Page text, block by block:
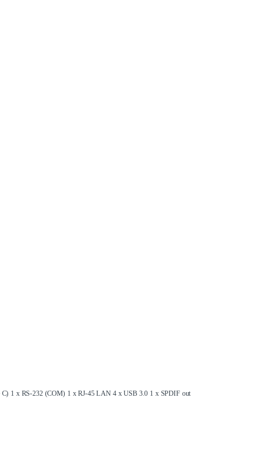
1 x RS-232 (COM) 1 x RJ-45 LAN 4 x USB 3.0 1 x SPDIF out